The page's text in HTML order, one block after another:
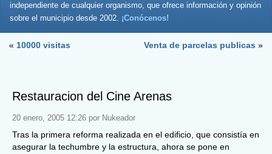
independiente de cualquier organismo, que ofrece información y opinión
sobre el municipio desde 2002. ¡Conócenos!
« 10000 visitas Venta de parcelas publicas »
Restauracion del Cine Arenas
20 enero, 2005 12:26 por Nukeador
Tras la primera reforma realizada en el edificio, que consistía en
asegurar la techumbre y la estructura, ahora se pone en